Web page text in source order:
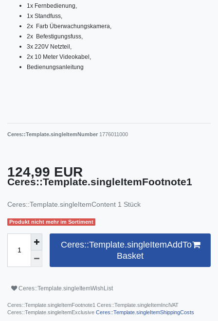
1x Fernbedienung,
1x Standfuss,
2x Farb Überwachungskamera,
2x Befestigungsfuss,
3x 220V Netzteil,
2x 10 Meter Videokabel,
Bedienungsanleitung
Ceres::Template.singleItemNumber 1776011000
124,99 EUR
Ceres::Template.singleItemFootnote1
Ceres::Template.singleItemContent 1 Stück
Produkt nicht mehr im Sortiment
Ceres::Template.singleItemAddTo
Basket
Ceres::Template.singleItemWishList
Ceres::Template.singleItemFootnote1 Ceres::Template.singleItemInclVAT
Ceres::Template.singleItemExclusive Ceres::Template.singleItemShippingCosts